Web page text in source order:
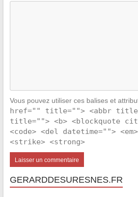
Vous pouvez utiliser ces balises et
href="" title=""> <abbr
title=""> <b> <blockquote
<code> <del datetime="">
<strike> <strong>
GERARDDESURESNES.FR